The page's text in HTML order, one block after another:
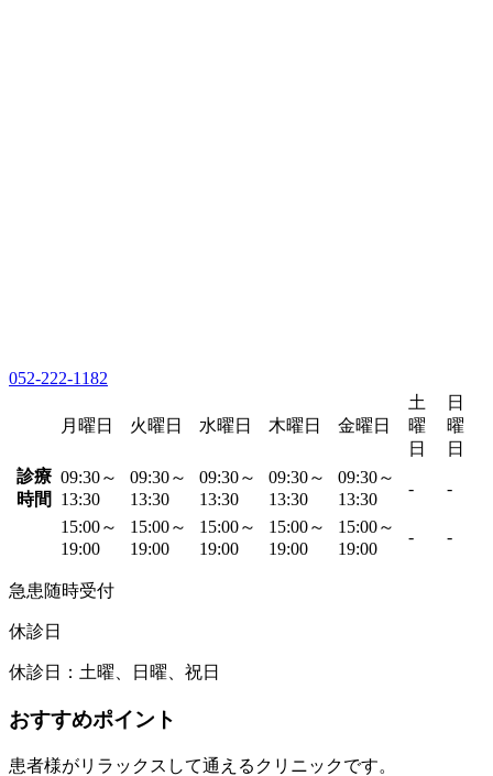
052-222-1182
月曜日 火曜日 水曜日 木曜日 金曜日
土
曜
日
日
曜
日
診療
時間
09:30～
13:30
09:30～
13:30
09:30～
13:30
09:30～
13:30
09:30～
13:30
- -
15:00～
19:00
15:00～
19:00
15:00～
19:00
15:00～
19:00
15:00～
19:00
- -
急患随時受付
休診日
休診日：土曜、日曜、祝日
おすすめポイント
患者様がリラックスして通えるクリニックです。